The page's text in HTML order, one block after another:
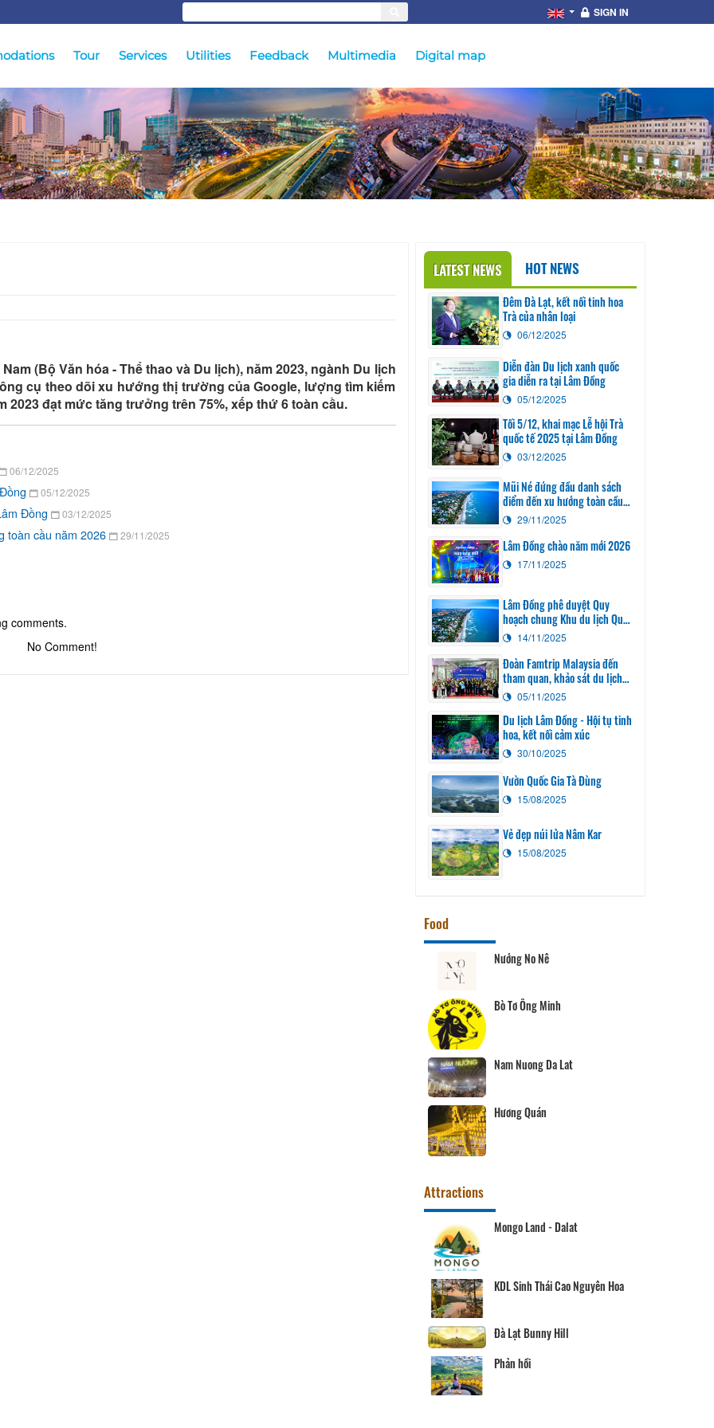
SIGN IN
Tour Services Utilities Feedback Multimedia Digital map
(Bộ Văn hóa - Thể thao và Du lịch), năm 2023, ngành Du lịch
cụ theo dõi xu hướng thị trường của Google, lượng tìm kiếm
2023 đạt mức tăng trưởng trên 75%, xếp thứ 6 toàn cầu.
06/12/2025
05/12/2025
Đồng 03/12/2025
toàn cầu năm 2026 29/11/2025
comments.
No Comment!
LATEST NEWS HOT NEWS
Đêm Đà Lạt, kết nối tinh hoa
Trà của nhân loại
06/12/2025
Diễn đàn Du lịch xanh quốc
gia diễn ra tại Lâm Đồng
05/12/2025
Tối 5/12, khai mạc Lễ hội Trà
quốc tế 2025 tại Lâm Đồng
03/12/2025
Mũi Né đứng đầu danh sách
điểm đến xu hướng toàn cầu
năm 2026
29/11/2025
Lâm Đồng chào năm mới 2026
17/11/2025
Lâm Đồng phê duyệt Quy
hoạch chung Khu du lịch Quốc
gia Mũi Né đến năm 2040
14/11/2025
Đoàn Famtrip Malaysia đến
tham quan, khảo sát du lịch
Lâm Đồng
05/11/2025
Du lịch Lâm Đồng - Hội tụ tinh
hoa, kết nối cảm xúc
30/10/2025
Vườn Quốc Gia Tà Đùng
15/08/2025
Vẻ đẹp núi lửa Nâm Kar
15/08/2025
Food
Nướng No Nê
Bò Tơ Ông Minh
Nam Nuong Da Lat
Hương Quán
Attractions
Mongo Land - Dalat
KDL Sinh Thái Cao Nguyên Hoa
Đà Lạt Bunny Hill
Phản hồi